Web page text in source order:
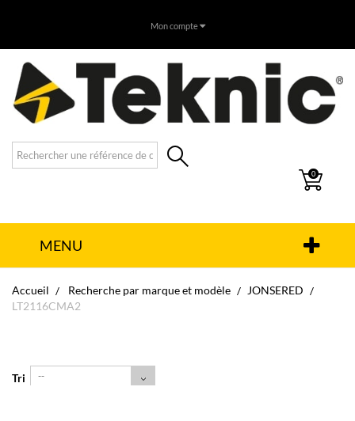
Mon compte
0
MENU
Accueil Recherche par marque et modèle
JONSERED
LT2116CMA2
Tri --